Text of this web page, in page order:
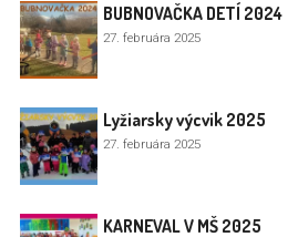
BUBNOVAČKA DETÍ 2024
27. februára 2025
Lyžiarsky výcvik 2025
27. februára 2025
KARNEVAL V MŠ 2025